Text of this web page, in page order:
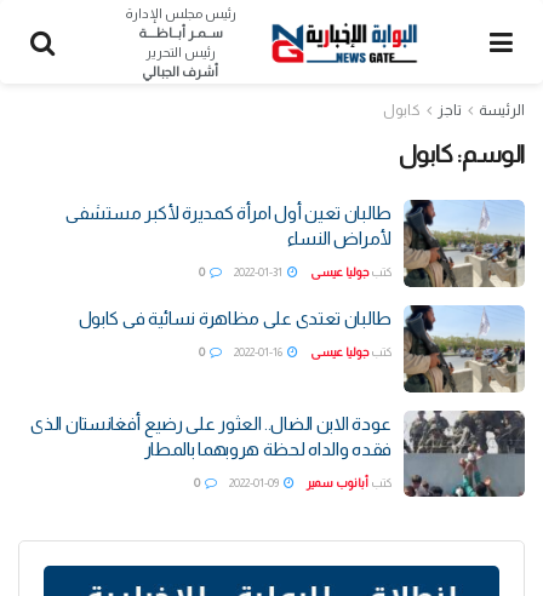
رئيس مجلس الإدارة
ســمـر أبــاظــــة
رئيس التحرير
أشرف الجبالي
الرئيسة تاجز كابول
الوسم:كابول
طالبان تعين أول امرأة كمديرة لأكبر مستشفى
لأمراض النساء
كتب جوليا عيسى 0
طالبان تعتدى على مظاهرة نسائية فى كابول
كتب جوليا عيسى 0
عودة الابن الضال.. العثور على رضيع أفغانستان الذى
فقده والداه لحظة هروبهما بالمطار
كتب أبانوب سمير 0